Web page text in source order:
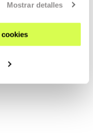
Mostrar detalles